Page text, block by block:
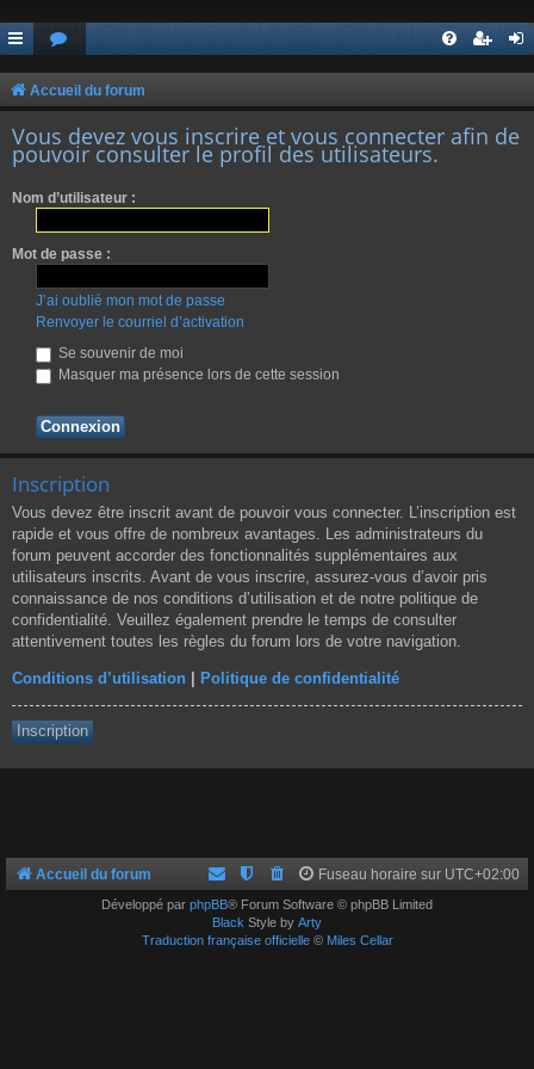
Accueil du forum
Vous devez vous inscrire et vous connecter afin de
pouvoir consulter le profil des utilisateurs.
Nom d’utilisateur :
Mot de passe :
J’ai oublié mon mot de passe
Renvoyer le courriel d’activation
Se souvenir de moi
Masquer ma présence lors de cette session
Inscription
Vous devez être inscrit avant de pouvoir vous connecter. L’inscription est
rapide et vous offre de nombreux avantages. Les administrateurs du
forum peuvent accorder des fonctionnalités supplémentaires aux
utilisateurs inscrits. Avant de vous inscrire, assurez-vous d’avoir pris
connaissance de nos conditions d’utilisation et de notre politique de
confidentialité. Veuillez également prendre le temps de consulter
attentivement toutes les règles du forum lors de votre navigation.
Conditions d’utilisation Politique de confidentialité
Inscription
Accueil du forum Fuseau horaire sur UTC+02:00
Développé par phpBB® Forum Software © phpBB Limited
Black Style by Arty
Traduction française officielle© Miles Cellar